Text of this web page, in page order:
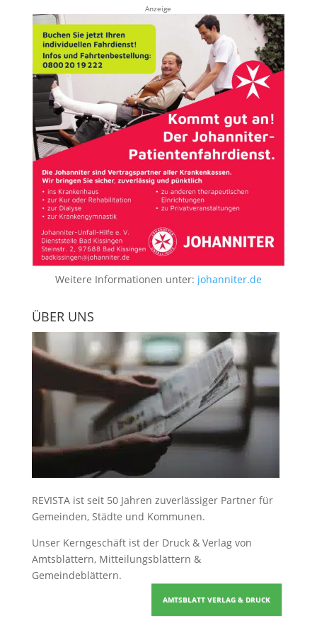
Anzeige
Weitere Informationen unter: johanniter.de
ÜBER UNS
REVISTA ist seit 50 Jahren zuverlässiger Partner für
Gemeinden, Städte und Kommunen.
Unser Kerngeschäft ist der Druck & Verlag von
Amtsblättern, Mitteilungsblättern &
Gemeindeblättern.
AMTSBLATT VERLAG & DRUCK